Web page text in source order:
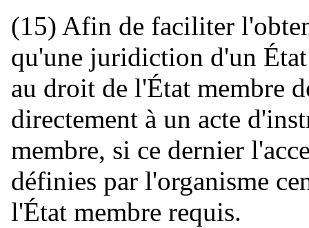
(15) Afin de faciliter
qu'une juridiction d'un
au droit de l'État membre
directement à un acte
membre, si ce dernier
définies par l'organisme
l'État membre requis.